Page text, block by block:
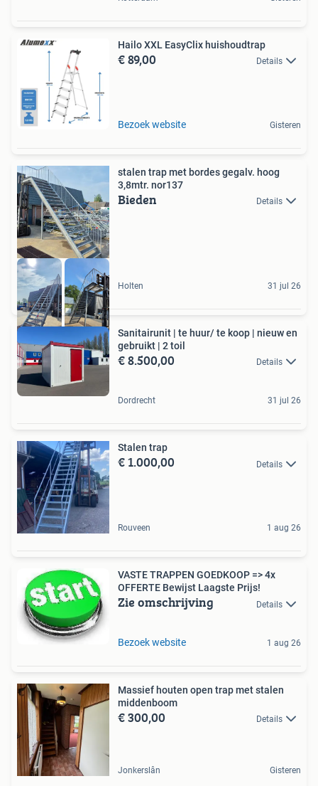
Hailo XXL EasyClix huishoudtrap
€ 89,00 Details
Bezoek website Gisteren
stalen trap met bordes gegalv. hoog
3,8mtr. nor137
Bieden Details
Holten 31 jul 26
Sanitairunit | te huur/ te koop | nieuw en
gebruikt | 2 toil
€ 8.500,00 Details
Dordrecht 31 jul 26
Stalen trap
€ 1.000,00 Details
Rouveen 1 aug 26
VASTE TRAPPEN GOEDKOOP => 4x
OFFERTE Bewijst Laagste Prijs!
Zie omschrijving Details
Bezoek website 1 aug 26
Massief houten open trap met stalen
middenboom
€ 300,00 Details
Jonkerslân Gisteren